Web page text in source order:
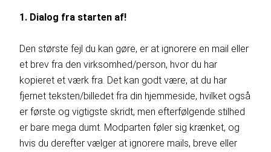
1. Dialog fra starten af!
Den største fejl du kan gøre, er at ignorere en mail eller
et brev fra den virksomhed/person, hvor du har
kopieret et værk fra. Det kan godt være, at du har
fjernet teksten/billedet fra din hjemmeside, hvilket også
er første og vigtigste skridt, men efterfølgende stilhed
er bare mega dumt. Modparten føler sig krænket, og
hvis du derefter vælger at ignorere mails, breve eller